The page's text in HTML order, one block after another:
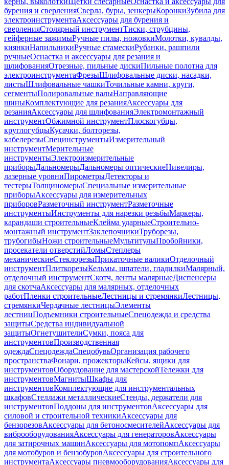
бурения и сверленияСверла, буры, зенкерыКоронкиЗубила для
электроинструментаАксессуары для бурения и
сверленияСтолярный инструментТиски, струбцины,
гейферные зажимыРучные пилы, ножовкиМолотки, кувалды,
киянкиНапильникиРучные стамескиРубанки, рашпили
ручныеОснастка и аксессуары для резания и
шлифованияОтрезные, пильные дискиПильные полотна для
электроинструментаФрезыШлифовальные диски, насадки,
листыШлифовальные чашкиТочильные камни, круги,
сегментыПолировальные валыНаправляющие
шиныКомплектующие для резанияАксессуары для
резанияАксессуары для шлифованияЭлектромонтажный
инструментОбжимной инструментПлоскогубцы,
круглогубцыКусачки, болторезы,
кабелерезыСпецинструментыИзмерительный
инструментМерительные
инструментыЭлектроизмерительные
приборыДальномерыДальномеры оптическиеНивелиры,
лазерные уровниПирометрыДетекторы и
тестерыТолщиномерыСпециальные измерительные
приборыАксессуары для измерительных
приборовРазметочный инструментРазметочные
инструментыИнструменты для нарезки резьбыМаркеры,
карандаши строительныеКлейма ударныеСтроительно-
монтажный инструментЗаклепочникиТруборезы,
трубогибыНожи строительныеМультитулыПробойники,
просекатели отверстийЛомыСтеплеры
механическиеСтеклорезыПрикаточные валикиОтделочный
инструментПлиткорезыКельмы, шпатели, гладилкиМалярный,
отделочный инструментСкотч, ленты малярныеДиспенсеры
для скотчаАксессуары для малярных, отделочных
работПленки строительныеЛестницы и стремянкиЛестницы,
стремянкиЧердачные лестницыЭлементы
лестницПодъемники строительныеСпецодежда и средства
защитыСредства индивидуальной
защитыОгнетушителиСумки, пояса для
инструментовПроизводственная
одеждаСпецодеждаСпецобувьОрганизация рабочего
пространстваФонари, прожекторыКейсы, ящики для
инструментовОборудование для мастерскойТележки для
инструментовМагнитыШкафы для
инструментовКомплектующие для инструментальных
шкафовСтеллажи металлическиеСтенды, держатели для
инструментовПоддоны для инструментовАксессуары для
силовой и строительной техникиАксессуары для
бензорезовАксессуары для бетоносмесителейАксессуары для
виброоборудованияАксессуары для генераторовАксессуары
для затирочных машинАксессуары для мотопомпАксессуары
для мотобуров и бензобуровАксессуары для строительного
инструментаАксессуары пневмооборудованияАксессуары для